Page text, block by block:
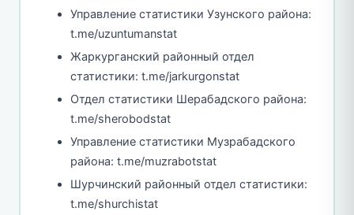
Управление статистики Узунского района:
t.me/uzuntumanstat
Жаркурганский районный отдел
статистики: t.me/jarkurgonstat
Отдел статистики Шерабадского района:
t.me/sherobodstat
Управление статистики Музрабадского
района: t.me/muzrabotstat
Шурчинский районный отдел статистики:
t.me/shurchistat